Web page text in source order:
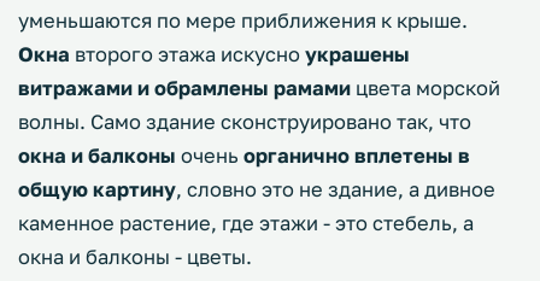
уменьшаются по мере приближения к крыше.
Окна второго этажа искусно украшены
витражами и обрамлены рамами цвета морской
волны. Само здание сконструировано так, что
окна и балконы очень органично вплетены в
общую картину, словно это не здание, а дивное
каменное растение, где этажи - это стебель, а
окна и балконы - цветы.